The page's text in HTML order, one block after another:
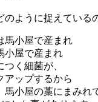
のように捉えている
馬小屋で産まれ
小屋で産まれ
く細菌が、
アップするから
小屋の藁にまみれ